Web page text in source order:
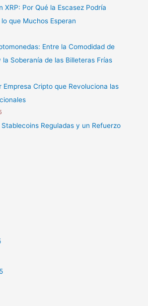
XRP: Por Qué la Escasez Podría
que Muchos Esperan
Entre la Comodidad de
la Soberanía de las Billeteras Frías
Empresa Cripto que Revoluciona las
Stablecoins Reguladas y un Refuerzo